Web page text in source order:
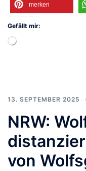
merken
Gefällt mir:
Wird
13. SEPTEMBER 2025
NRW:
von